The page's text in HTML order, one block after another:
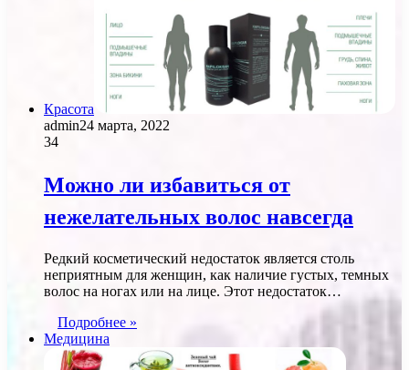
Красота
admin24 марта, 2022
34
Можно ли избавиться от
нежелательных волос навсегда
Редкий косметический недостаток является столь
неприятным для женщин, как наличие густых, темных
волос на ногах или на лице. Этот недостаток…
Подробнее »
Медицина